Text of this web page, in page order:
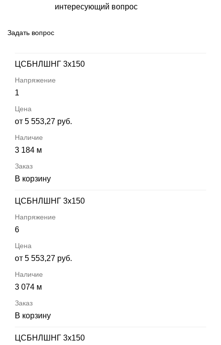
интересующий вопрос
Задать вопрос
ЦСБНЛШНГ 3х150
1
от 5 553,27 руб.
3 184 м
В корзину
ЦСБНЛШНГ 3х150
6
от 5 553,27 руб.
3 074 м
В корзину
ЦСБНЛШНГ 3х150